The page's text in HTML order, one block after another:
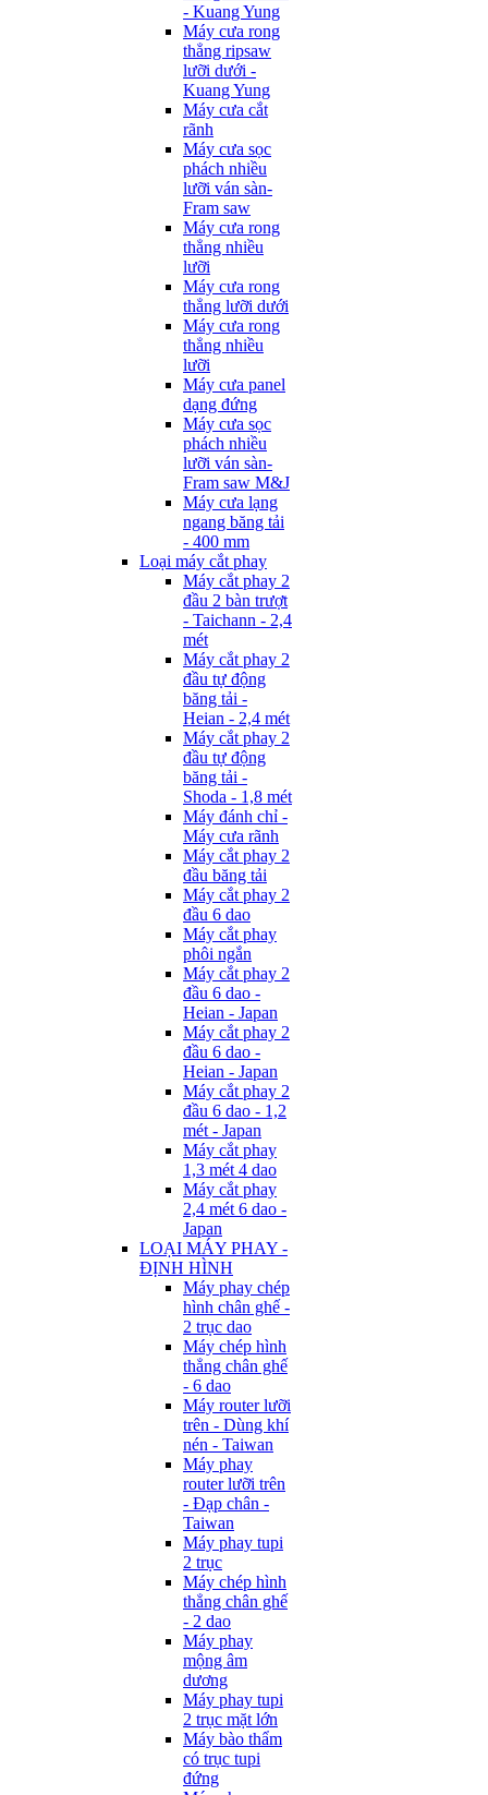
- Kuang Yung
Máy cưa rong
thẳng ripsaw
lưỡi dưới -
Kuang Yung
Máy cưa cắt
rãnh
Máy cưa sọc
phách nhiều
lưỡi ván sàn-
Fram saw
Máy cưa rong
thẳng nhiều
lưỡi
Máy cưa rong
thẳng lưỡi dưới
Máy cưa rong
thẳng nhiều
lưỡi
Máy cưa panel
dạng đứng
Máy cưa sọc
phách nhiều
lưỡi ván sàn-
Fram saw M&J
Máy cưa lạng
ngang băng tải
- 400 mm
Loại máy cắt phay
Máy cắt phay 2
đầu 2 bàn trượt
- Taichann - 2,4
mét
Máy cắt phay 2
đầu tự động
băng tải -
Heian - 2,4 mét
Máy cắt phay 2
đầu tự động
băng tải -
Shoda - 1,8 mét
Máy đánh chỉ -
Máy cưa rãnh
Máy cắt phay 2
đầu băng tải
Máy cắt phay 2
đầu 6 dao
Máy cắt phay
phôi ngắn
Máy cắt phay 2
đầu 6 dao -
Heian - Japan
Máy cắt phay 2
đầu 6 dao -
Heian - Japan
Máy cắt phay 2
đầu 6 dao - 1,2
mét - Japan
Máy cắt phay
1,3 mét 4 dao
Máy cắt phay
2,4 mét 6 dao -
Japan
LOẠI MÁY PHAY -
ĐỊNH HÌNH
Máy phay chép
hình chân ghế -
2 trục dao
Máy chép hình
thẳng chân ghế
- 6 dao
Máy router lưỡi
trên - Dùng khí
nén - Taiwan
Máy phay
router lưỡi trên
- Đạp chân -
Taiwan
Máy phay tupi
2 trục
Máy chép hình
thẳng chân ghế
- 2 dao
Máy phay
mộng âm
dương
Máy phay tupi
2 trục mặt lớn
Máy bào thẩm
có trục tupi
đứng